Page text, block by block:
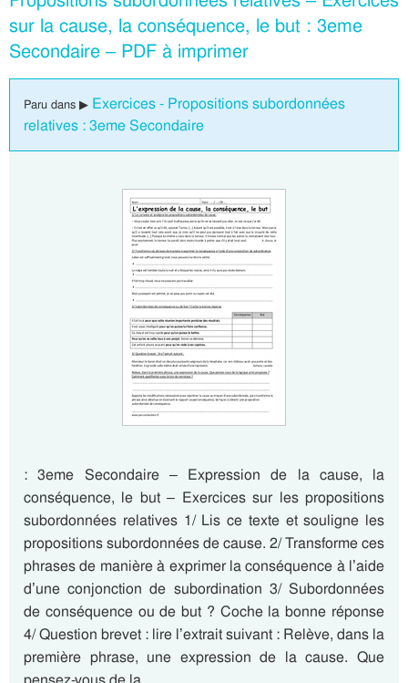
sur la cause, la conséquence, le but : 3eme
Secondaire – PDF à imprimer
Paru dans ▶ Exercices - Propositions subordonnées
relatives : 3eme Secondaire
: 3eme Secondaire – Expression de la cause, la
conséquence, le but – Exercices sur les propositions
subordonnées relatives 1/ Lis ce texte et souligne les
propositions subordonnées de cause. 2/ Transforme ces
phrases de manière à exprimer la conséquence à l’aide
d’une conjonction de subordination 3/ Subordonnées
de conséquence ou de but ? Coche la bonne réponse
4/ Question brevet : lire l’extrait suivant : Relève, dans la
première phrase, une expression de la cause. Que